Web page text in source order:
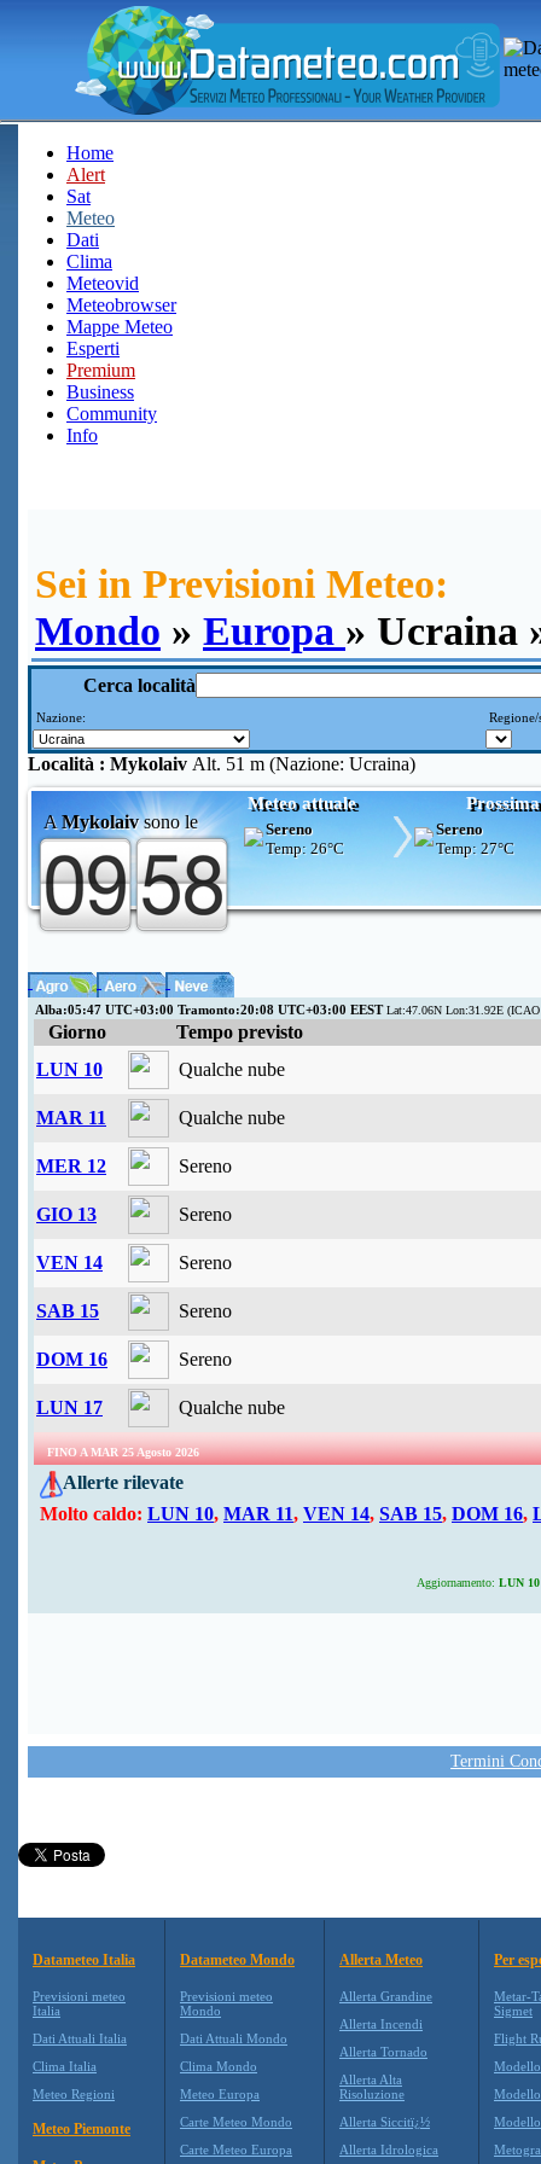
Home
Alert
Sat
Meteo
Dati
Clima
Meteovid
Meteobrowser
Mappe Meteo
Esperti
Premium
Business
Community
Info
Sei in Previsioni Meteo:
Mondo » Europa » Ucraina
Cerca località
Nazione:
Località : Mykolaiv Alt. 51 m (Nazione: Ucraina)
A Mykolaivsono le
Meteo attuale
Sereno
Temp: 26°C
Sereno
Temp: 27°C
Alba:05:47 UTC+03:00 Tramonto:20:08 UTC+03:00 EESTLat:47.06N Lon:31.92E
Giorno
Tempo previsto
LUN 10
Qualche nube
MAR 11 Qualche nube
MER 12 Sereno
GIO 13 Sereno
VEN 14 Sereno
SAB 15 Sereno
DOM 16 Sereno
LUN 17 Qualche nube
FINO A MAR 25 Agosto 2026
Allerte rilevate
Molto caldo: LUN 10, MAR 11, VEN 14, SAB 15, DOM 16,
Aggiornamento: LUN 10
Termini
Datameteo Italia
Previsioni meteo
Italia
Dati Attuali Italia
Clima Italia
Meteo Regioni
Meteo Piemonte
Datameteo Mondo
Previsioni meteo
Mondo
Dati Attuali Mondo
Clima Mondo
Meteo Europa
Carte Meteo Mondo
Carte Meteo Europa
Allerta Meteo
Allerta Grandine
Allerta Incendi
Allerta Tornado
Allerta Alta
Risoluzione
Allerta Siccitï¿½
Allerta Idrologica
Per
Metar-
Sigmet
Flight
Modello